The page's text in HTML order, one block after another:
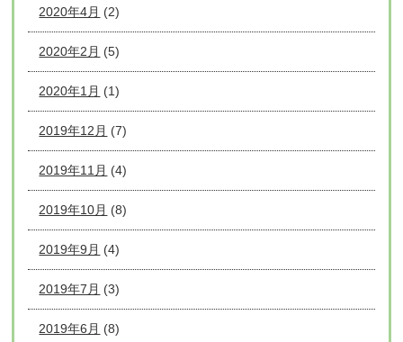
2020年4月 (2)
2020年2月 (5)
2020年1月 (1)
2019年12月 (7)
2019年11月 (4)
2019年10月 (8)
2019年9月 (4)
2019年7月 (3)
2019年6月 (8)